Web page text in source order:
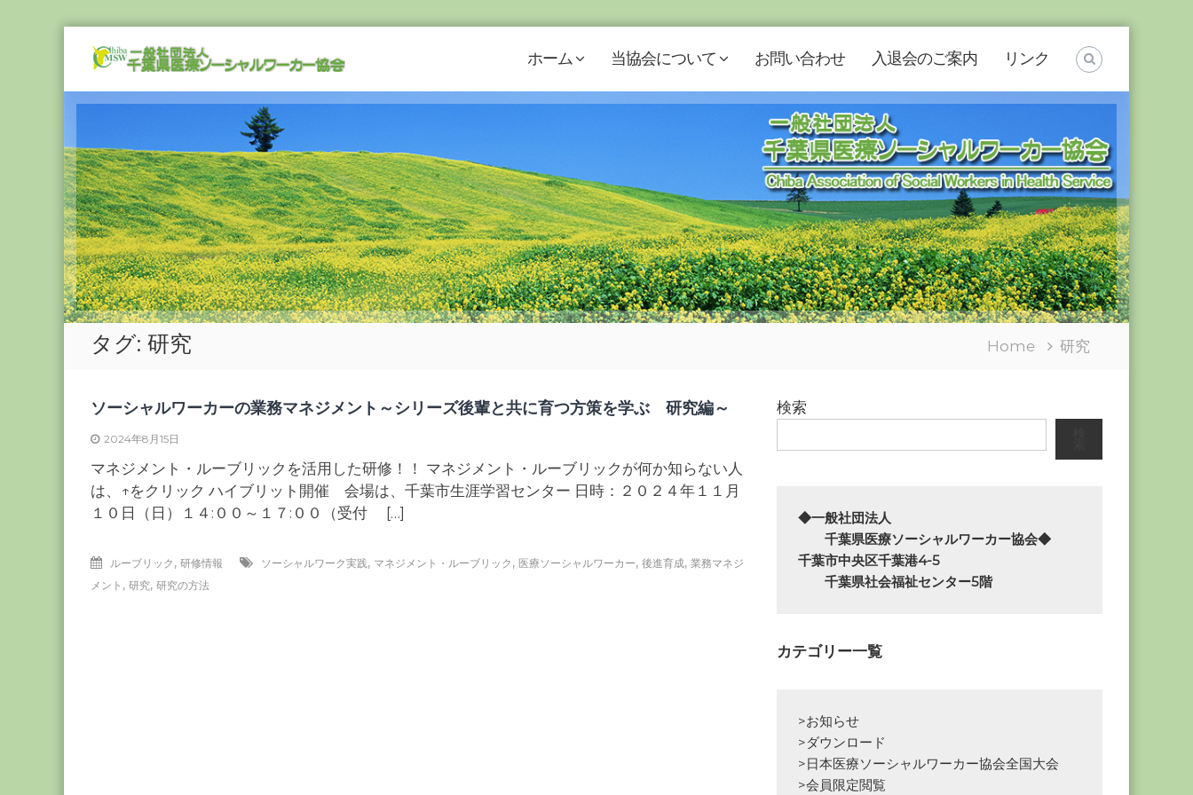
一
般
社
人
千
葉
県
医
療
ソ
ー
シ
ャ
ー
カ
協
会
－
な
ぐ
ホーム 当協会について お問い合わせ 入退会のご案内 リンク
タグ: 研究 Home 研究
ソーシャルワーカーの業務マネジメント～シリーズ後輩と共に育つ方策を学ぶ 研究編～
2024年8月15日
マネジメント・ルーブリックを活用した研修！！ マネジメント・ルーブリックが何か知らない人
は、↑をクリック ハイブリット開催 会場は、千葉市生涯学習センター 日時：２０２４年１１月
１０日（日）１４:００～１７:００（受付 […]
ルーブリック , 研修情報 ソーシャルワーク実践, マネジメント・ルーブリック , 医療ソーシャルワーカー, 後進育成, 業務マネジ
メント , 研究, 研究の方法
検索
◆一般社団法人
千葉県医療ソーシャルワーカー協会◆
千葉市中央区千葉港4-5
千葉県社会福祉センター5階
カテゴリー一覧
>お知らせ
>ダウンロード
>日本医療ソーシャルワーカー協会全国大会
>会員限定閲覧